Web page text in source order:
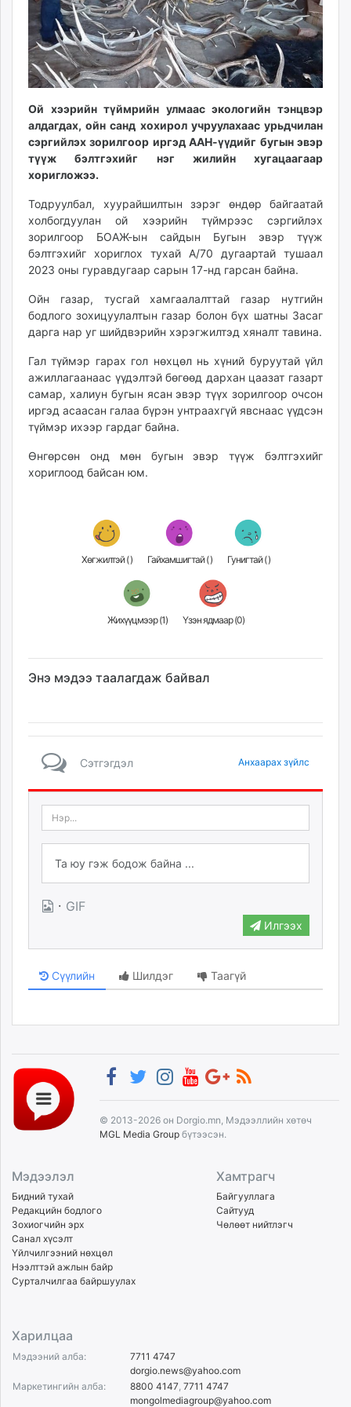
ikon.mn
mnb.mn
Livetv.mn
Eguur.mn
24tsag.mn
shuud.mn
eagle.mn
ergelt.mn
zarig.mn
zuv.mn
mminfo.mn
ugluu.mn
urlag.mn
asu.mn
shudarga.mn
unuudur.mn
isee.mn
mglradio.com
fact.mn
tumen.mn
shuum.mn
unread.today
Ой хээрийн түймрийн улмаас экологийн тэнцвэр
алдагдах, ойн санд хохирол учруулахаас урьдчилан
сэргийлэх зорилгоор иргэд ААН-үүдийг бугын эвэр
түүж бэлтгэхийг нэг жилийн хугацаагаар
хоригложээ.
Тодруулбал, хуурайшилтын зэрэг өндөр байгаатай
холбогдуулан ой хээрийн түймрээс сэргийлэх
зорилгоор БОАЖ-ын сайдын Бугын эвэр түүж
бэлтгэхийг хориглох тухай А/70 дугаартай тушаал
2023 оны гуравдугаар сарын 17-нд гарсан байна.
Ойн газар, тусгай хамгаалалттай газар нутгийн
бодлого зохицуулалтын газар болон бүх шатны Засаг
дарга нар уг шийдвэрийн хэрэгжилтэд хяналт тавина.
Гал түймэр гарах гол нөхцөл нь хүний буруутай үйл
ажиллагаанаас үүдэлтэй бөгөөд дархан цаазат газарт
самар, халиун бугын ясан эвэр түүх зорилгоор очсон
иргэд асаасан галаа бүрэн унтраахгүй явснаас үүдсэн
түймэр ихээр гардаг байна.
Өнгөрсөн онд мөн бугын эвэр түүж бэлтгэхийг
хориглоод байсан юм.
Хөгжилтэй () Гайхамшигтай () Гунигтай ()
Жихүүцмээр (1) Үзэн ядмаар (0)
Энэ мэдээ таалагдаж байвал
Сэтгэгдэл Анхаарах зүйлс
· GIF
Илгээх
Сүүлийн Шилдэг Таагүй
© 2013-2026 он Dorgio.mn, Мэдээллийн хөтөч
MGL Media Group бүтээсэн.
Мэдээлэл
Бидний тухай
Редакцийн бодлого
Зохиогчийн эрх
Санал хүсэлт
Үйлчилгээний нөхцөл
Нээлттэй ажлын байр
Сурталчилгаа байршуулах
Хамтрагч
Байгууллага
Сайтууд
Чөлөөт нийтлэгч
Харилцаа
Мэдээний алба:
7711 4747
dorgio.news@yahoo.com
Маркетингийн алба:
8800 4147, 7711 4747
mongolmediagroup@yahoo.com